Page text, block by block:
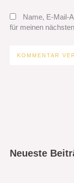
Name, E-Mail-
für meinen
Neueste